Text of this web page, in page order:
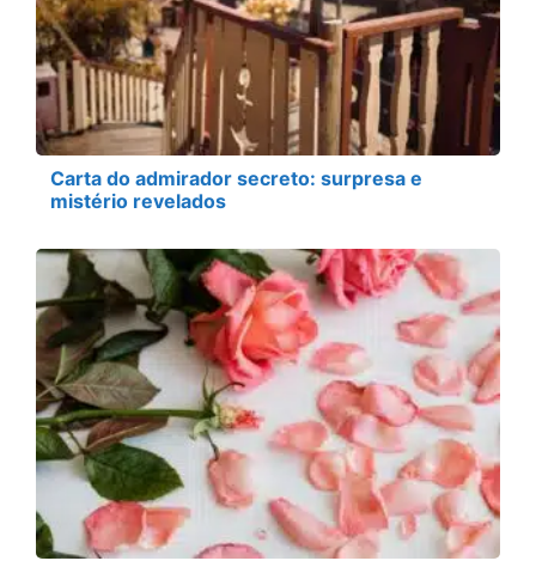
Carta do admirador secreto: surpresa e
mistério revelados